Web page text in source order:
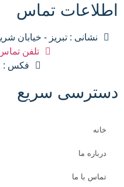
اطلاعات تماس
نشانی : تبریز - خیابان
تلفن تماس :
فکس : 04134764822
دسترسی سریع
خانه
درباره ما
تماس با ما